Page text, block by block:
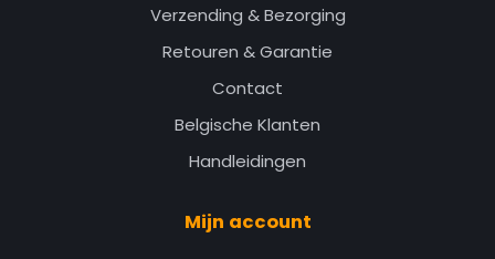
Verzending & Bezorging
Retouren & Garantie
Contact
Belgische Klanten
Handleidingen
Mijn account